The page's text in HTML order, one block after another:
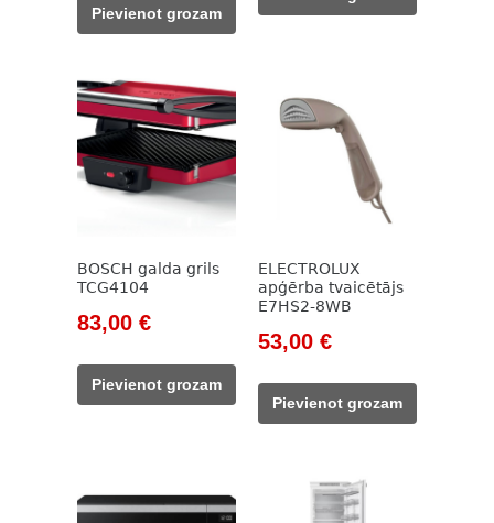
785,00 €.
199,00 €.
Pievienot grozam
594,00 €.
405,00 €.
BOSCH galda grils
TCG4104
Original
was:
111,00 €.
83,00 €Current
Pievienot grozam
ELECTROLUX
apģērba tvaicētājs
E7HS2-8WB
Original
was:
76,00 €.
53,00 €Current
Pievienot grozam